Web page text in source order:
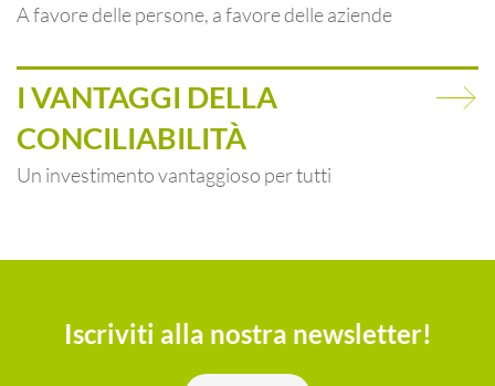
A favore delle persone, a favore delle aziende
I VANTAGGI DELLA
CONCILIABILITÀ
Un investimento vantaggioso per tutti
Iscriviti alla nostra newsletter!